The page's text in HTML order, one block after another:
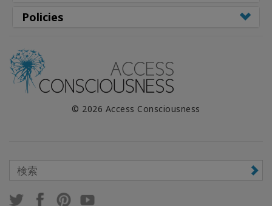
Policies
© 2026 Access Consciousness